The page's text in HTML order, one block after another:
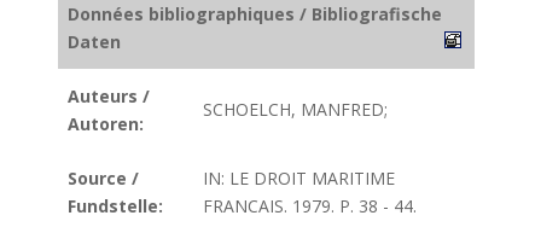
Données bibliographiques / Bibliografische
Daten
Auteurs /
Autoren:
SCHOELCH, MANFRED;
Source /
Fundstelle:
IN: LE DROIT MARITIME
FRANCAIS. 1979. P. 38 - 44.